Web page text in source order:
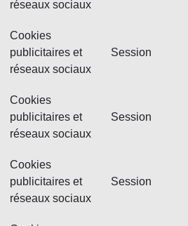
réseaux sociaux
Cookies
publicitaires et
réseaux sociaux
Session
Cookies
publicitaires et
réseaux sociaux
Session
Cookies
publicitaires et
réseaux sociaux
Session